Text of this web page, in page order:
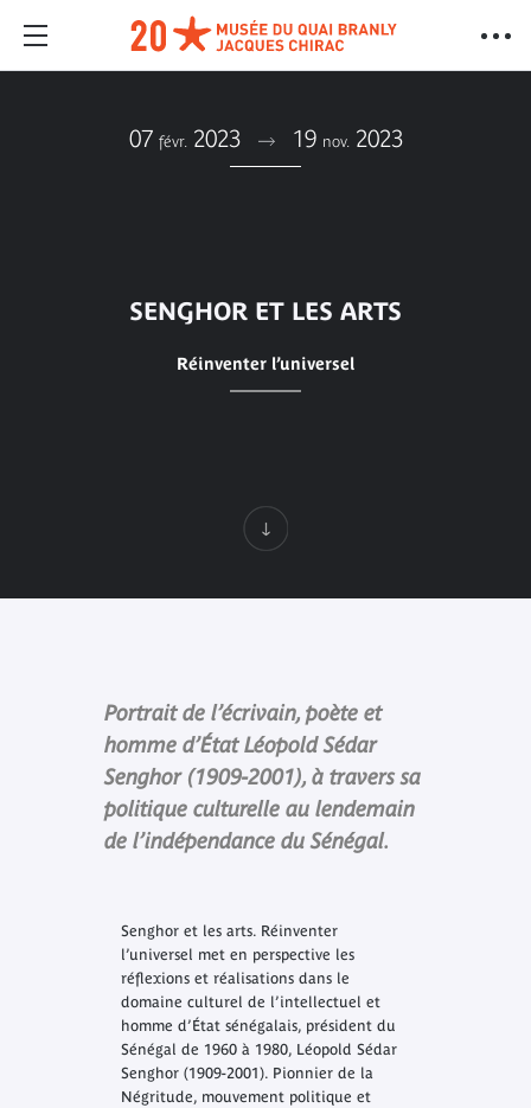
07 févr. 2023 19 nov. 2023
SENGHOR ET LES ARTS
Réinventer l’universel
Portrait de l’écrivain, poète et
homme d’État Léopold Sédar
Senghor (1909-2001), à travers sa
politique culturelle au lendemain
de l’indépendance du Sénégal.
Senghor et les arts. Réinventer
l’universel met en perspective les
réflexions et réalisations dans le
domaine culturel de l’intellectuel et
homme d’État sénégalais, président du
Sénégal de 1960 à 1980, Léopold Sédar
Senghor (1909-2001). Pionnier de la
Négritude, mouvement politique et